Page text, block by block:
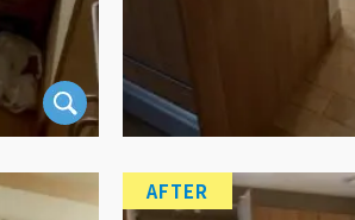
AFTER